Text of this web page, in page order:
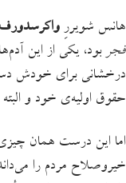
هانس شویررِ
فجر بود، یکی از این
درخشانی برای خودش
حقوق اولیه‌ی خود و
اما این درست همان
خیروصلاح مردم را